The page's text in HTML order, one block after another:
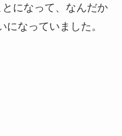
になって、なんだか
なっていました。